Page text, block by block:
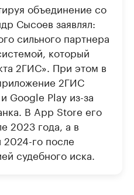
объединение со
Сысоев заявлял:
сильного партнера
который
2ГИС». При этом в
2ГИС
Google Play из-за
В App Store его
2023 года, а в
го после
судебного иска.